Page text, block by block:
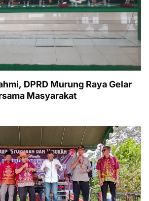
DPRD Murung Raya Gelar
Masyarakat